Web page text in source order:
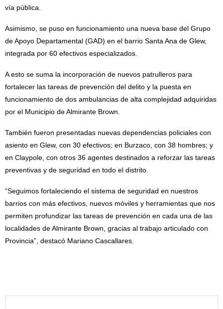
vía pública.
Asimismo, se puso en funcionamiento una nueva base del Grupo
de Apoyo Departamental (GAD) en el barrio Santa Ana de Glew,
integrada por 60 efectivos especializados.
A esto se suma la incorporación de nuevos patrulleros para
fortalecer las tareas de prevención del delito y la puesta en
funcionamiento de dos ambulancias de alta complejidad adquiridas
por el Municipio de Almirante Brown.
También fueron presentadas nuevas dependencias policiales con
asiento en Glew, con 30 efectivos; en Burzaco, con 38 hombres; y
en Claypole, con otros 36 agentes destinados a reforzar las tareas
preventivas y de seguridad en todo el distrito.
“Seguimos fortaleciendo el sistema de seguridad en nuestros
barrios con más efectivos, nuevos móviles y herramientas que nos
permiten profundizar las tareas de prevención en cada una de las
localidades de Almirante Brown, gracias al trabajo articulado con
Provincia”, destacó Mariano Cascallares.